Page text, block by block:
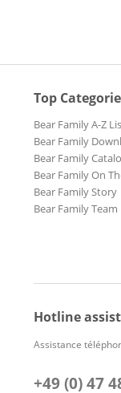
Top
Bear Family A-Z
Bear Family
Bear Family
Bear Family On
Bear Family Story
Bear Family Team
Hotline
Assistance
+49 (0) 47